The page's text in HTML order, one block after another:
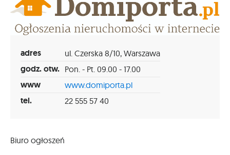
adres ul. Czerska 8/10, Warszawa
godz. otw. Pon. - Pt. 09.00 - 17.00
www www.domiporta.pl
tel. 22 555 57 40
Biuro ogłoszeń